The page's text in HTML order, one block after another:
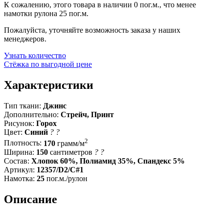
К сожалению, этого товара в наличии 0 пог.м., что менее
намотки рулона 25 пог.м.
Пожалуйста, уточняйте возможность заказа у наших
менеджеров.
Узнать количество
Стёжка по выгодной цене
Характеристики
Тип ткани: Джинс
Дополнительно: Стрейч, Принт
Рисунок: Горох
Цвет: Синий ? ?
Плотность: 170 грамм/м2
Ширина: 150 сантиметров ? ?
Состав: Хлопок 60%, Полиамид 35%, Спандекс 5%
Артикул: 12357/D2/C#1
Намотка: 25 пог.м./рулон
Описание